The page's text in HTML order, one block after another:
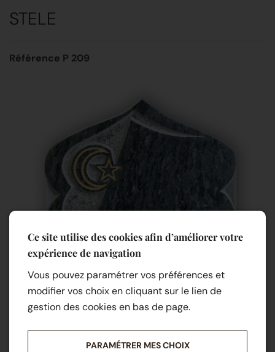
STELE
Référence P 209
Ce site utilise des cookies afin d’améliorer votre
expérience de navigation
Vous pouvez paramétrer vos préférences et
modifier vos choix en cliquant sur le lien de
gestion des cookies en bas de page.
PARAMÉTRER MES CHOIX